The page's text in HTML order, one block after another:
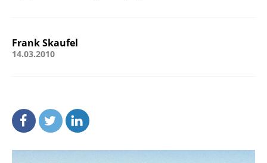
Frank Skaufel
14.03.2010